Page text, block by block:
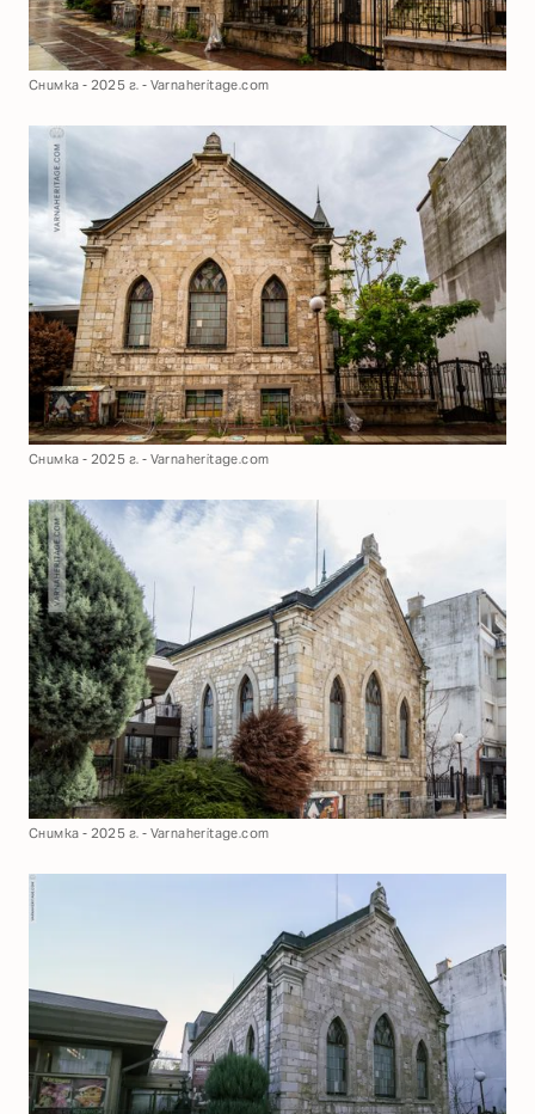
Снимка - 2025 г. - Varnaheritage.com
Снимка - 2025 г. - Varnaheritage.com
Снимка - 2025 г. - Varnaheritage.com